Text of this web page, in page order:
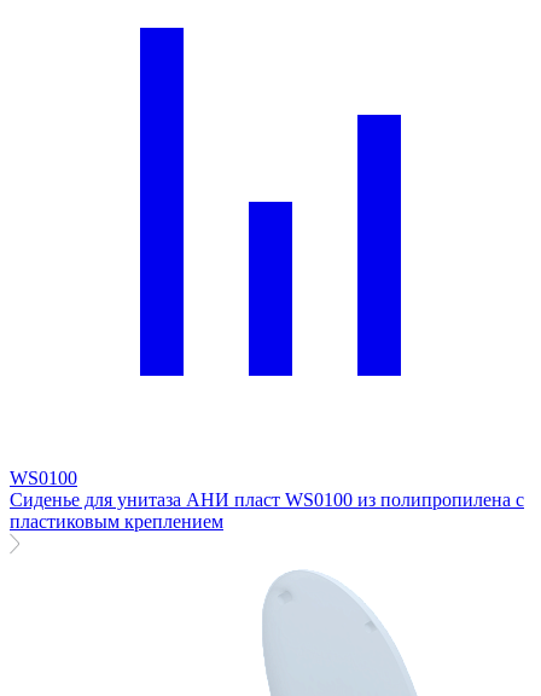
WS0100
Сиденье для унитаза АНИ пласт WS0100 из полипропилена с
пластиковым креплением